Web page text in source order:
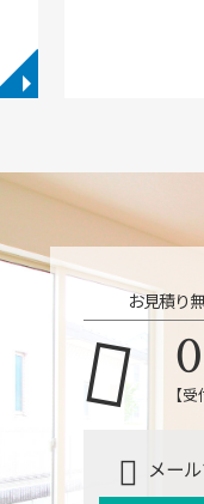
◥
お見積り
【
メー